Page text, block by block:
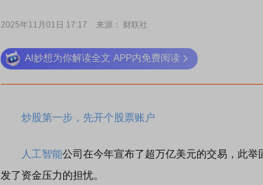
2025年11月01日 17:17 来源： 财联社
AI妙想为你解读全文 APP内免费阅读
炒股第一步，先开个股票账户
人工智能公司在今年宣布了超万亿美元的交易，此
发了资金压力的担忧。